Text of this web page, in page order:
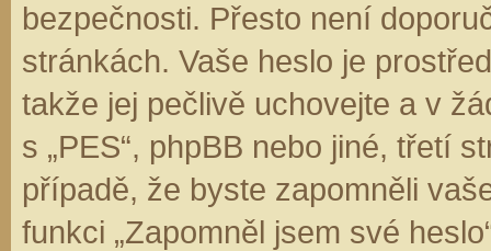
bezpečnosti. Přesto není
stránkách. Vaše heslo je
takže jej pečlivě uchovejte a v
s „PES“, phpBB nebo jiné, třetí
případě, že byste zapomněli
funkci „Zapomněl jsem své